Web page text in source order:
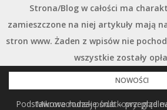
Strona/Blog w całości ma
zamieszczone na niej artykuły mają
stron www. Żaden z wpisów nie
wszystkie zostały
Przejdź
do
treści
NOWOŚCI
Mikrorachunek podatkowy:
Podstawowe rodzaje śrub – przegląd